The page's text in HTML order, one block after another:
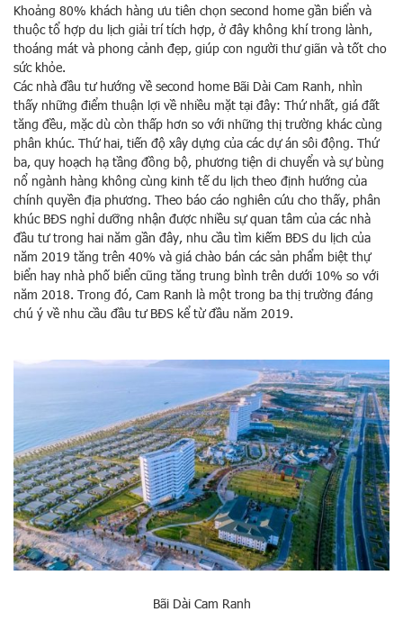
Khoảng 80% khách hàng ưu tiên chọn second home gần biển và
thuộc tổ hợp du lịch giải trí tích hợp, ở đây không khí trong lành,
thoáng mát và phong cảnh đẹp, giúp con người thư giãn và tốt cho
sức khỏe.
Các nhà đầu tư hướng về second home Bãi Dài Cam Ranh, nhìn
thấy những điểm thuận lợi về nhiều mặt tại đây: Thứ nhất, giá đất
tăng đều, mặc dù còn thấp hơn so với những thị trường khác cùng
phân khúc. Thứ hai, tiến độ xây dựng của các dự án sôi động. Thứ
ba, quy hoạch hạ tầng đồng bộ, phương tiện di chuyển và sự bùng
nổ ngành hàng không cùng kinh tế du lịch theo định hướng của
chính quyền địa phương. Theo báo cáo nghiên cứu cho thấy, phân
khúc BĐS nghỉ dưỡng nhận được nhiều sự quan tâm của các nhà
đầu tư trong hai năm gần đây, nhu cầu tìm kiếm BĐS du lịch của
năm 2019 tăng trên 40% và giá chào bán các sản phẩm biệt thự
biển hay nhà phố biển cũng tăng trung bình trên dưới 10% so với
năm 2018. Trong đó, Cam Ranh là một trong ba thị trường đáng
chú ý về nhu cầu đầu tư BĐS kể từ đầu năm 2019.
Bãi Dài Cam Ranh